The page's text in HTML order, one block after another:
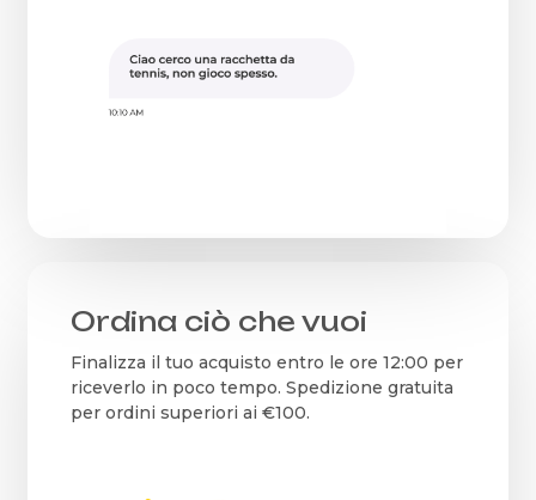
Ordina ciò che vuoi
Finalizza il tuo acquisto entro le ore 12:00 per
riceverlo in poco tempo. Spedizione gratuita
per ordini superiori ai €100.